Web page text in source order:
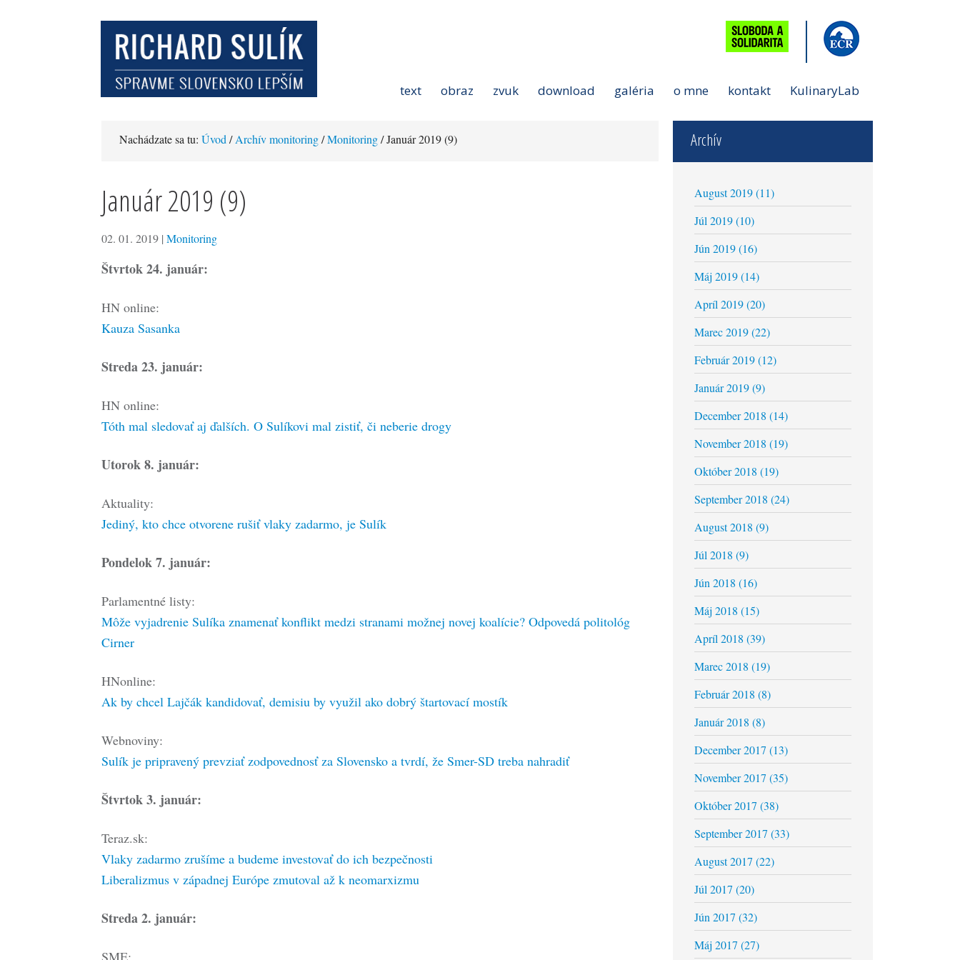
text obraz zvuk download galéria o mne kontakt KulinaryLab
Nachádzate sa tu: Úvod/Archív monitoring/Monitoring/ Január 2019 (9)
Január 2019 (9)
02. 01. 2019 | Monitoring
Štvrtok 24. január:
HN online:
Kauza Sasanka
Streda 23. január:
HN online:
Tóth mal sledovať aj ďalších. O Sulíkovi mal zistiť, či neberie drogy
Utorok 8. január:
Aktuality:
Jediný, kto chce otvorene rušiť vlaky zadarmo, je Sulík
Pondelok 7. január:
Parlamentné listy:
Môže vyjadrenie Sulíka znamenať konflikt medzi stranami možnej novej koalície? Odpovedá politológ
Cirner
HNonline:
Ak by chcel Lajčák kandidovať, demisiu by využil ako dobrý štartovací mostík
Webnoviny:
Sulík je pripravený prevziať zodpovednosť za Slovensko a tvrdí, že Smer-SD treba nahradiť
Štvrtok 3. január:
Teraz.sk:
Vlaky zadarmo zrušíme a budeme investovať do ich bezpečnosti
Liberalizmus v západnej Európe zmutoval až k neomarxizmu
Streda 2. január:
Archív
August 2019 (11)
Júl 2019 (10)
Jún 2019 (16)
Máj 2019 (14)
Apríl 2019 (20)
Marec 2019 (22)
Február 2019 (12)
Január 2019 (9)
December 2018 (14)
November 2018 (19)
Október 2018 (19)
September 2018 (24)
August 2018 (9)
Júl 2018 (9)
Jún 2018 (16)
Máj 2018 (15)
Apríl 2018 (39)
Marec 2018 (19)
Február 2018 (8)
Január 2018 (8)
December 2017 (13)
November 2017 (35)
Október 2017 (38)
September 2017 (33)
August 2017 (22)
Júl 2017 (20)
Jún 2017 (32)
Máj 2017 (27)